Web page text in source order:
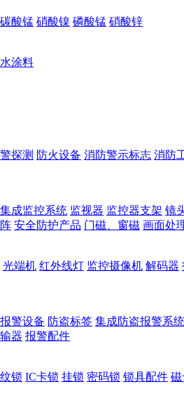
碳酸锰 硝酸镍 磷酸锰 硝酸锌
涂料
探测 防火设备 消防警示标志 消防
集成监控系统 监视器 监控器支架 镜
安全防护产品 门磁、窗磁 画面处
光端机 红外线灯 监控摄像机 解码器
警设备 防盗标签 集成防盗报警系统
器 报警配件
锁 IC卡锁 挂锁 密码锁 锁具配件 磁